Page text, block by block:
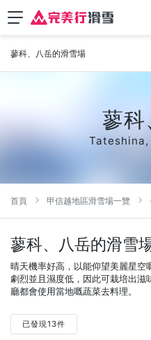
蓼科、八岳的滑雪場
蓼科
首頁 甲信越地區滑雪場一覽
蓼科、八岳的滑雪
晴天機率好高，以能仰望美麗星
劇烈並且濕度低，因此可栽培出
廳都會使用當地嘅蔬菜去料理。
已發現13件